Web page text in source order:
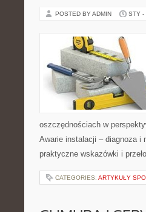
POSTED BY ADMIN STY -
oszczędnościach w
Awarie instalacji – diagnoza i
praktyczne wskazówki i
CATEGORIES: ARTYKUŁY